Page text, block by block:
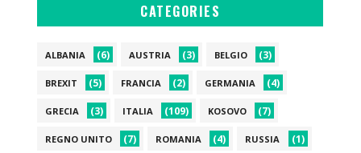
CATEGORIES
ALBANIA (6) AUSTRIA (3) BELGIO (3)
BREXIT (5) FRANCIA (2) GERMANIA (4)
GRECIA (3) ITALIA (109) KOSOVO (7)
REGNO UNITO (7) ROMANIA (4) RUSSIA (1)